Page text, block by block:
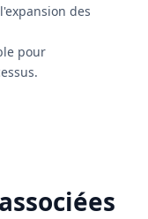
des
pour